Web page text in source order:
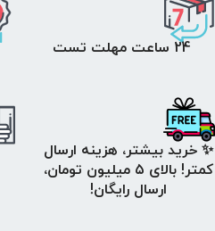
24 ساعت مهلت تست
✨ خرید بیشتر، هزینه ارسال
کمتر! بالای ۵ میلیون تومان،
ارسال رایگان!